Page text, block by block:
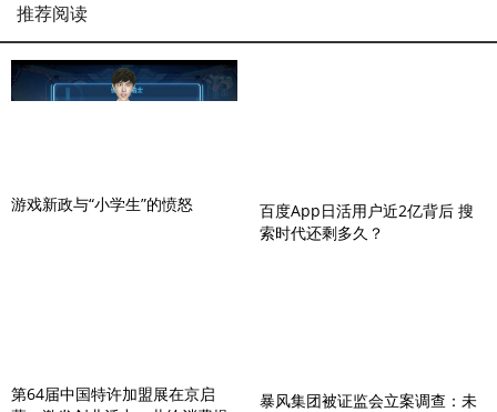
推荐阅读
游戏新政与“小学生”的愤怒
第64届中国特许加盟展在京启
百度App日活用户近2亿背后 搜
索时代还剩多久？
暴风集团被证监会立案调查：未